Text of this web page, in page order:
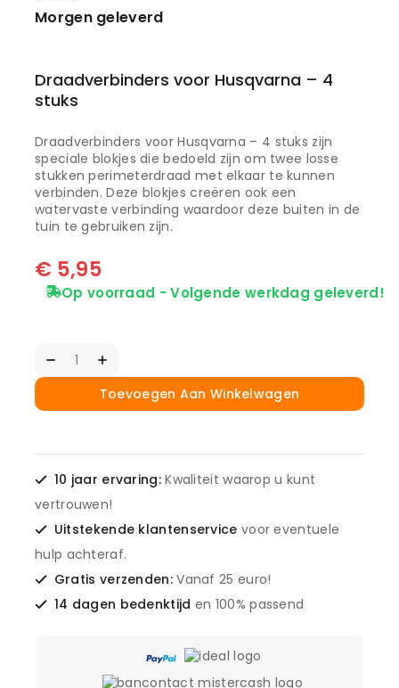
Morgen geleverd
Draadverbinders voor Husqvarna – 4
stuks
Draadverbinders voor Husqvarna – 4 stuks zijn
speciale blokjes die bedoeld zijn om twee losse
stukken perimeterdraad met elkaar te kunnen
verbinden. Deze blokjes creëren ook een
watervaste verbinding waardoor deze buiten in de
tuin te gebruiken zijn.
€ 5,95
Op voorraad - Volgende werkdag geleverd!
Toevoegen Aan Winkelwagen
10 jaar ervaring:Kwaliteit waarop u kunt
vertrouwen!
Uitstekende klantenservice voor eventuele
hulp achteraf.
Gratis verzenden:Vanaf 25 euro!
14 dagen bedenktijd en 100% passend